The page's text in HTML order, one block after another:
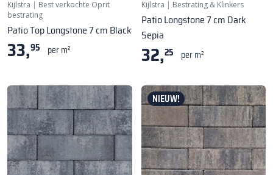
Kijlstra | Best verkochte Oprit
bestrating
Patio Top Longstone 7 cm Black
33,95 per m²
Kijlstra | Bestrating & Klinkers
Patio Longstone 7 cm Dark
Sepia
32,25 per m²
NIEUW!